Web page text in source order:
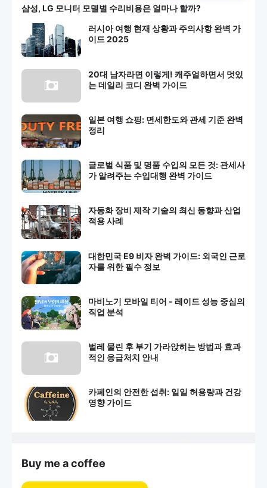
삼성, LG 모니터 모델별 수리비용은 얼마나 할까?
러시아 여행 현재 상황과 주의사항 완벽 가
이드 2025
20대 남자라면 이렇게! 캐주얼하면서 멋있
는 데일리 코디 완벽 가이드
일본 여행 쇼핑: 면세한도와 관세 기준 완벽
정리
글로벌 식품 및 명품 수입의 모든 것: 관세사
가 알려주는 수입대행 완벽 가이드
자동화 장비 제작 기술의 최신 동향과 산업
적용 사례
대한민국 E9 비자 완벽 가이드: 외국인 근로
자를 위한 필수 정보
마비노기 모바일 티어 - 레이드 성능 중심의
직업 분석
벌레 물린 후 부기 가라앉히는 방법과 효과
적인 응급처치 안내
카페인의 안전한 섭취: 일일 허용량과 건강
영향 가이드
Buy me a coffee